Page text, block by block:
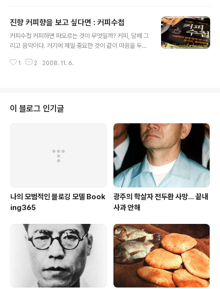
을 자신에게 끊임없이 던져야 한다. "나는 왜 사진을 찍으
려 하는가?" "나는 어떻게 찍으려 하는가?" "나는 무엇을
찍으려 하는가?" 사진이 우리의 정신을 진정 자유롭고 풍
이란 무엇인가? 우리네 삶을 총체적으로 이해하고 싶다면
진향 커피향을 보고 싶다면 : 커피수첩
커피수첩 커피하면 떠오르는 것이 무엇일까? 커피, 담배 그
리고 음악이다. 거기에 제일 중요한 것이 같이 마음을 두고
있는 것은 진향 커피향기다. 소망이 무엇이냐고 말하면 '에
사람과 사람을 묶어주는 매개체인 것이다. 저자가 전국을
다니며 커피 향기가 그득한 곳곳을 적어 놓았다. 그 중 몇
곳은 가 본 곳이고 그들 중 몇 곳은 동의하고 몇 곳은 저자
의 생각과 다른 곳도 있다. 하지만 전반적으로 커피를 사랑
하여 커피점(다방이라는 말이 정감있다.)을 하는 사람들의
이야기를 담았다...
1 2 2008. 11. 6.
이 블로그 인기글
나의 모범적인 블로깅 모델 Book
ing365
광주의 학살자 전두환 사망... 끝내
사과 안해